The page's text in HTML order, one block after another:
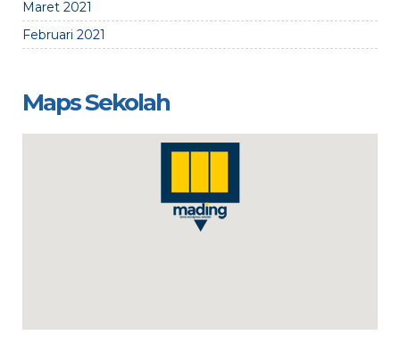
Maret 2021
Februari 2021
Maps Sekolah